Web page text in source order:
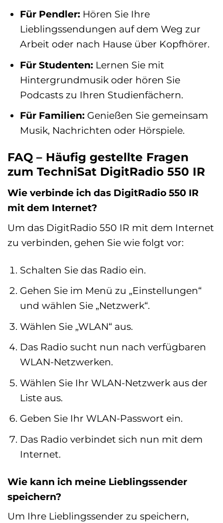
Für Pendler:Hören Sie Ihre
Lieblingssendungen auf dem Weg zur
Arbeit oder nach Hause über Kopfhörer.
Für Studenten:Lernen Sie mit
Hintergrundmusik oder hören Sie
Podcasts zu Ihren Studienfächern.
Für Familien:Genießen Sie gemeinsam
Musik, Nachrichten oder Hörspiele.
FAQ – Häufig gestellte Fragen
zum TechniSat DigitRadio 550 IR
Wie verbinde ich das DigitRadio 550 IR
mit dem Internet?
Um das DigitRadio 550 IR mit dem Internet
zu verbinden, gehen Sie wie folgt vor:
Schalten Sie das Radio ein.
Gehen Sie im Menü zu „Einstellungen“
und wählen Sie „Netzwerk“.
Wählen Sie „WLAN“ aus.
Das Radio sucht nun nach verfügbaren
WLAN-Netzwerken.
Wählen Sie Ihr WLAN-Netzwerk aus der
Liste aus.
Geben Sie Ihr WLAN-Passwort ein.
Das Radio verbindet sich nun mit dem
Internet.
Wie kann ich meine Lieblingssender
speichern?
Um Ihre Lieblingssender zu speichern,